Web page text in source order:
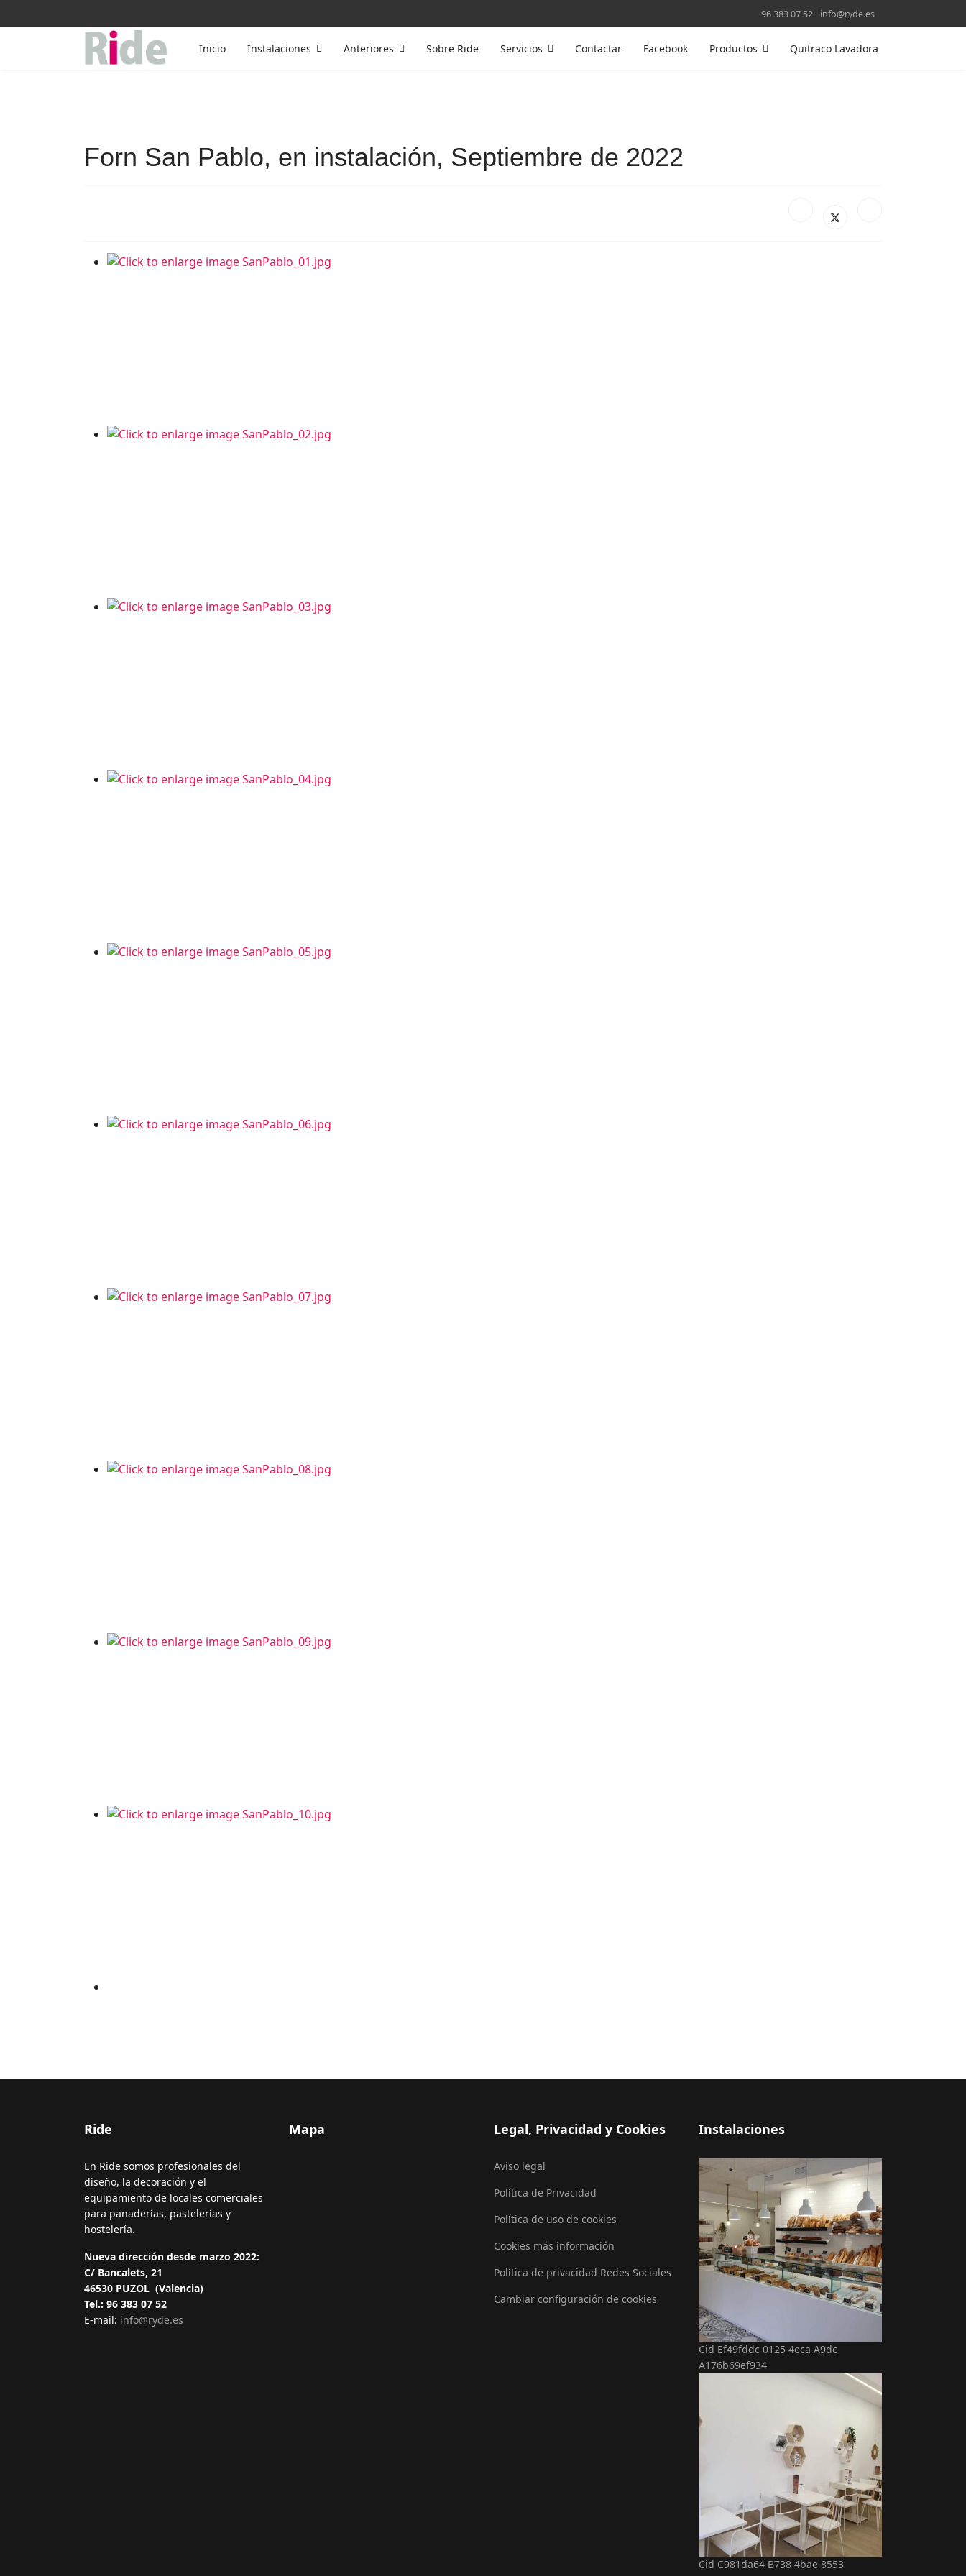
96 383 07 52 info@ryde.es
Inicio Instalaciones Anteriores Sobre Ride Servicios Contactar Facebook Productos Quitraco Lavadora
Forn San Pablo, en instalación, Septiembre de 2022
Ride
En Ride somos profesionales del
diseño, la decoración y el
equipamiento de locales comerciales
para panaderías, pastelerías y
hostelería.
Nueva dirección desde marzo 2022:
C/ Bancalets, 21
46530 PUZOL (Valencia)
Tel.: 96 383 07 52
E-mail: info@ryde.es
Mapa Legal, Privacidad y Cookies
Aviso legal
Política de Privacidad
Política de uso de cookies
Cookies más información
Política de privacidad Redes Sociales
Cambiar configuración de cookies
Instalaciones
Cid Ef49fddc 0125 4eca A9dc
A176b69ef934
Cid C981da64 B738 4bae 8553